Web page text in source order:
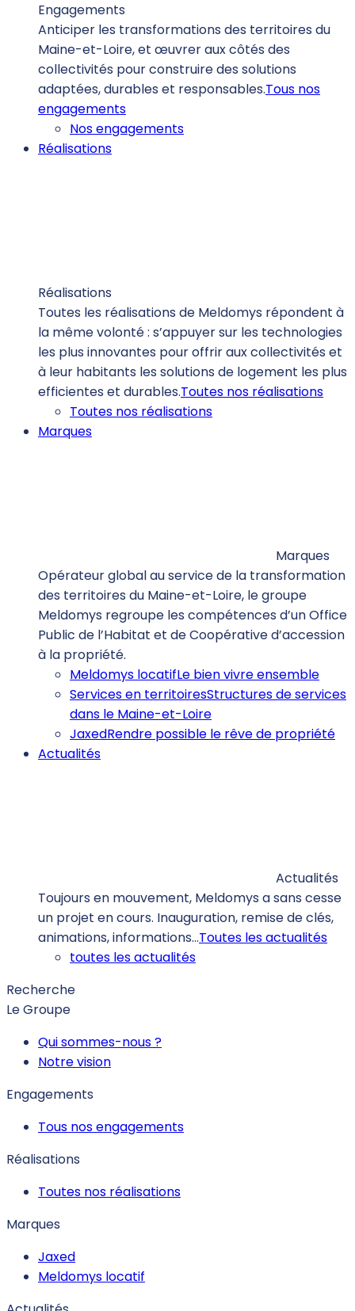
Engagements
Anticiper les transformations des territoires du
Maine-et-Loire, et œuvrer aux côtés des
collectivités pour construire des solutions
adaptées, durables et responsables.Tous nos
engagements
Nos engagements
Réalisations
Réalisations
Toutes les réalisations de Meldomys répondent à
la même volonté : s’appuyer sur les technologies
les plus innovantes pour offrir aux collectivités et
à leur habitants les solutions de logement les plus
efficientes et durables.Toutes nos réalisations
Toutes nos réalisations
Marques
Marques
Opérateur global au service de la transformation
des territoires du Maine-et-Loire, le groupe
Meldomys regroupe les compétences d’un Office
Public de l’Habitat et de Coopérative d’accession
à la propriété.
Meldomys locatifLe bien vivre ensemble
Services en territoiresStructures de services
dans le Maine-et-Loire
JaxedRendre possible le rêve de propriété
Actualités
Actualités
Toujours en mouvement, Meldomys a sans cesse
un projet en cours. Inauguration, remise de clés,
animations, informations…Toutes les actualités
toutes les actualités
Recherche
Le Groupe
Qui sommes-nous ?
Notre vision
Engagements
Tous nos engagements
Réalisations
Toutes nos réalisations
Marques
Jaxed
Meldomys locatif